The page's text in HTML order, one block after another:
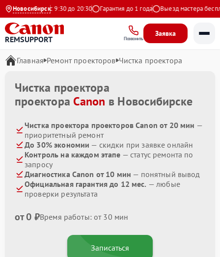
Новосибирск
Ежедневно с 9:30 до 20:30 Гарантия до 1 года Выезд мастера
REMSUPPORT Позвонить
Заявка
Главная Ремонт проекторов Чистка проектора
Чистка проектора
проектора Canon в Новосибирске
Чистка проектора проекторов Canon от 20 мин —
приоритетный ремонт
До 30% экономии — скидки при заявке онлайн
Контроль на каждом этапе — статус ремонта по
запросу
Диагностика Canon от 10 мин — понятный вывод
Официальная гарантия до 12 мес. — любые
проверки результата
от 0 ₽Время работы: от 30 мин
Записаться